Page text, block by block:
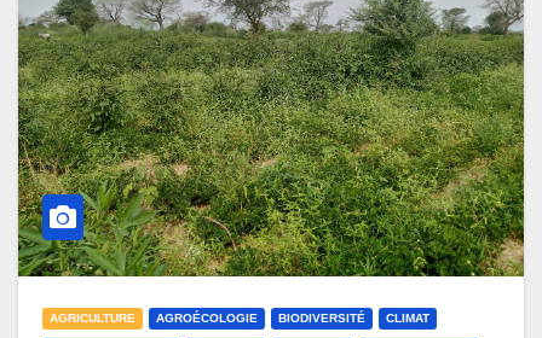
AGRICULTURE AGROÉCOLOGIE BIODIVERSITÉ CLIMAT